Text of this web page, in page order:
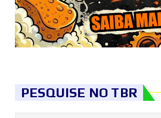
PESQUISE NO TBR